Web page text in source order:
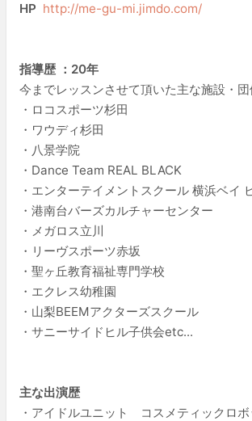
HP http://me-gu-mi.jimdo.com/
指導歴 ：20年
今までレッスンさせて頂いた主な施設・
・ロコスポーツ杉田
・ワウディ杉田
・八景学院
・Dance Team REAL BLACK
・エンターテイメントスクール 横浜ベイ
・港南台バーズカルチャーセンター
・メガロス立川
・リーヴスポーツ赤坂
・聖ヶ丘教育福祉専門学校
・エクレス幼稚園
・山梨BEEMアクターズスクール
・サニーサイドヒル子供会etc...
主な出演歴
・アイドルユニット コスメティックロ